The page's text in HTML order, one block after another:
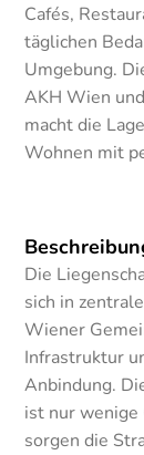
Cafés,
täglichen
Umgebung.
AKH Wien
macht die
Wohnen mit
Die
sich in
Wiener
Infrastruktur
Anbindung.
ist nur wenige
sorgen die